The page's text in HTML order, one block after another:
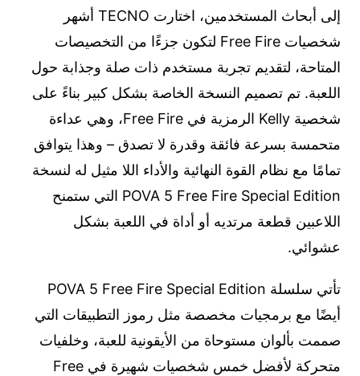
إلى أبحاث المستخدمين، اختارت TECNO أشهر
شخصيات Free Fire لتكون جزءًا من التخصيصات
المتاحة، لتقديم تجربة مستخدم ذات صلة وجذابة حول
اللعبة. تم تصميم النسخة الخاصة بشكل كبير بناءً على
شخصية Kelly الرمزية في Free Fire، وهي عداءة
متحمسة بسرعة فائقة وقدرة لا تصدق – وهذا يتوافق
تمامًا مع نظام القوة النهائية والأداء اللا مثيل له لنسخة
POVA 5 Free Fire Special Edition التي ستمنح
اللاعبين قطعة مرتديه أو أداة في اللعبة بشكل
عشوائي.
تأتي سلسلة POVA 5 Free Fire Special Edition
أيضًا مع برمجيات مخصصة مثل رموز التطبيقات التي
صممت بألوان مستوحاة من الأيقونية للعبة، وخلفيات
متحركة لأفضل خمس شخصيات شهيرة في Free